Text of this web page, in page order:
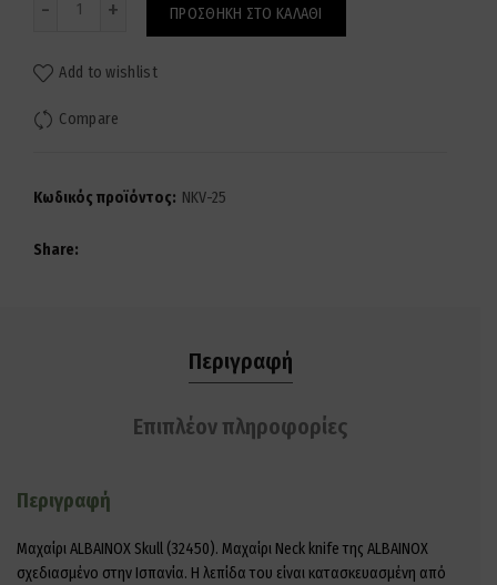
ΠΡΟΣΘΉΚΗ ΣΤΟ ΚΑΛΆΘΙ
Add to wishlist
Compare
Κωδικός προϊόντος: NKV-25
Share
Περιγραφή
Επιπλέον πληροφορίες
Περιγραφή
Μαχαίρι ALBAINOX Skull (32450). Μαχαίρι Neck knife της ALBAINOX
σχεδιασμένο στην Ισπανία. Η λεπίδα του είναι κατασκευασμένη από